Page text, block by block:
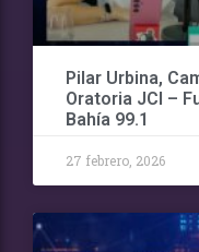
Pilar Urbina,
Oratoria JCI –
Bahía 99.1
27 febrero, 2026